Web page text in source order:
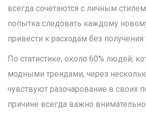
всегда сочетаются с личным
попытка следовать каждому
привести к расходам без
По статистике, около 60% людей,
модными трендами, через
чувствуют разочарование в своих
причине всегда важно